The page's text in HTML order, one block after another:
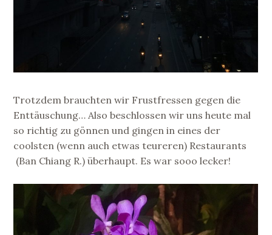
Trotzdem brauchten wir Frustfressen gegen die
Enttäuschung… Also beschlossen wir uns heute mal
so richtig zu gönnen und gingen in eines der
coolsten (wenn auch etwas teureren) Restaurants
(Ban Chiang R.) überhaupt. Es war sooo lecker!